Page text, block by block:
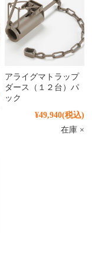
アライグマトラップ
ダース（１２台）パ
ック
¥49,940(税込)
在庫 ×